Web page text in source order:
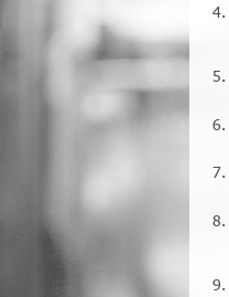
4.
5.
6.
7.
8.
9.